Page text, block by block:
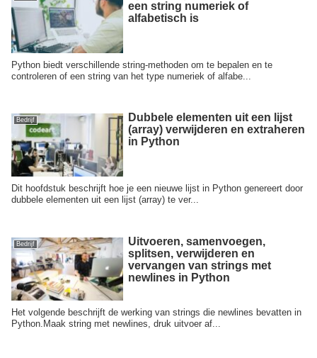
een string numeriek of
alfabetisch is
Python biedt verschillende string-methoden om te bepalen en te
controleren of een string van het type numeriek of alfabe...
Bedrijf
Dubbele elementen uit een lijst
(array) verwijderen en extraheren
in Python
Dit hoofdstuk beschrijft hoe je een nieuwe lijst in Python genereert door
dubbele elementen uit een lijst (array) te ver...
Bedrijf
Uitvoeren, samenvoegen,
splitsen, verwijderen en
vervangen van strings met
newlines in Python
Het volgende beschrijft de werking van strings die newlines bevatten in
Python.Maak string met newlines, druk uitvoer af...